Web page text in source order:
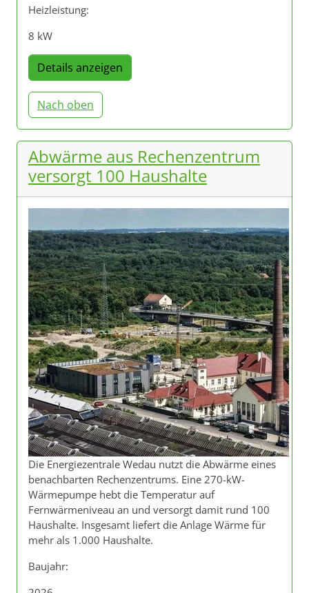
Heizleistung:
8 kW
Details anzeigen
Nach oben
Abwärme aus Rechenzentrum
versorgt 100 Haushalte
Die Energiezentrale Wedau nutzt die Abwärme eines
benachbarten Rechenzentrums. Eine 270-kW-
Wärmepumpe hebt die Temperatur auf
Fernwärmeniveau an und versorgt damit rund 100
Haushalte. Insgesamt liefert die Anlage Wärme für
mehr als 1.000 Haushalte.
Baujahr: